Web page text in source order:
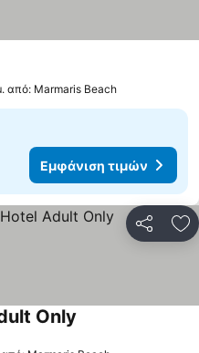
από: Marmaris Beach
Εμφάνιση τιμών
Only